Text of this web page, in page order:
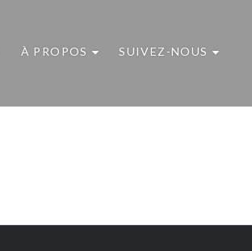
À PROPOS SUIVEZ-NOUS